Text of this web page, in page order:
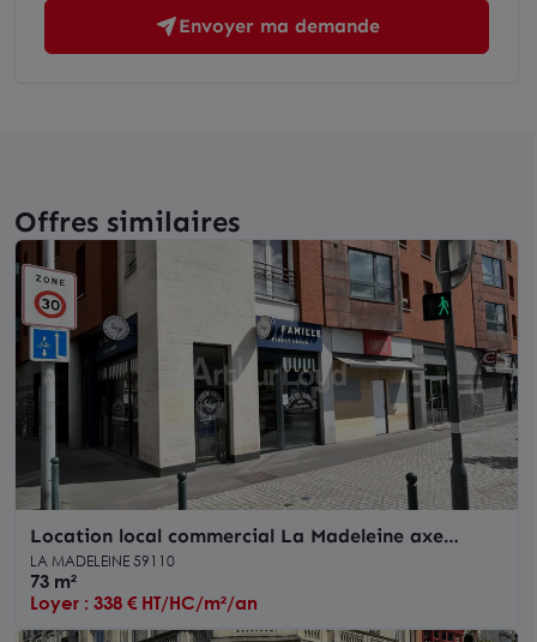
Envoyer ma demande
Offres similaires
Location local commercial La Madeleine axe
passant proximité transports
LA MADELEINE 59110
73 m²
Loyer : 338 € HT/HC/m²/an